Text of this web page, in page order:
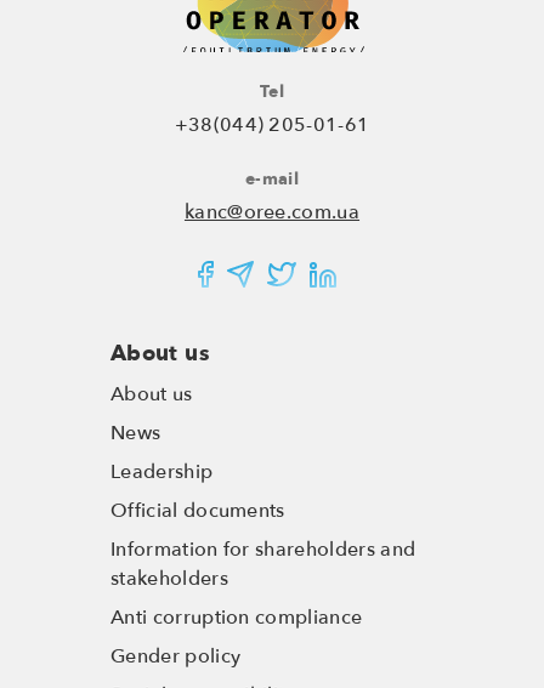
Tel
+38(044) 205-01-61
e-mail
kanc@oree.com.ua
About us
About us
News
Leadership
Official documents
Information for shareholders and
stakeholders
Anti corruption compliance
Gender policy